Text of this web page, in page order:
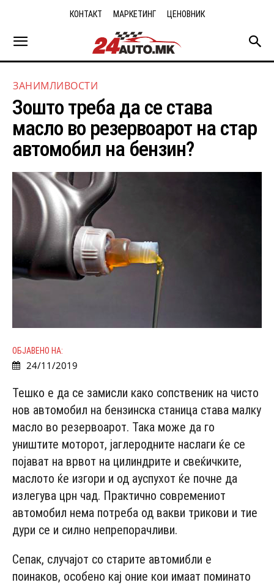
КОНТАКТ МАРКЕТИНГ ЦЕНОВНИК
ЗАНИМЛИВОСТИ
Зошто треба да се става
масло во резервоарот на стар
автомобил на бензин?
ОБЈАВЕНО НА:
24/11/2019
Тешко е да се замисли како сопственик на чисто
нов автомобил на бензинска станица става малку
масло во резервоарот. Така може да го
уништите моторот, јаглеродните наслаги ќе се
појават на врвот на цилиндрите и свеќичките,
маслото ќе изгори и од ауспухот ќе почне да
излегува црн чад. Практично современиот
автомобил нема потреба од вакви трикови и тие
дури се и силно непрепорачливи.
Сепак, случајот со старите автомибли е
поинаков, особено кај оние кои имаат поминато